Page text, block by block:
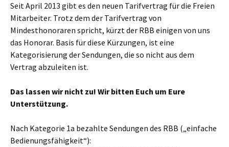
Seit April 2013 gibt es den neuen Tarifvertrag für die Freien
Mitarbeiter. Trotz dem der Tarifvertrag von
Mindesthonoraren spricht, kürzt der RBB einigen von uns
das Honorar. Basis für diese Kürzungen, ist eine
Kategorisierung der Sendungen, die so nicht aus dem
Vertrag abzuleiten ist.
Das lassen wir nicht zu! Wir bitten Euch um Eure
Unterstützung.
Nach Kategorie 1a bezahlte Sendungen des RBB („einfache
Bedienungsfähigkeit“):